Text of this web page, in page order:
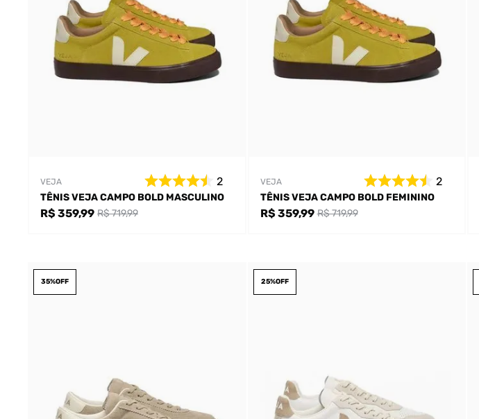
VEJA 2
TÊNIS VEJA CAMPO BOLD MASCULINO
R$ 359,99 R$ 719,99
VEJA 2
TÊNIS VEJA CAMPO BOLD FEMININO
R$ 359,99 R$ 719,99
35%OFF 25%OFF